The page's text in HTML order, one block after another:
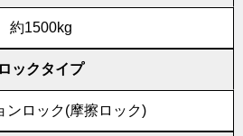
約1500kg
ロックタイプ
ンロック(摩擦ロック)